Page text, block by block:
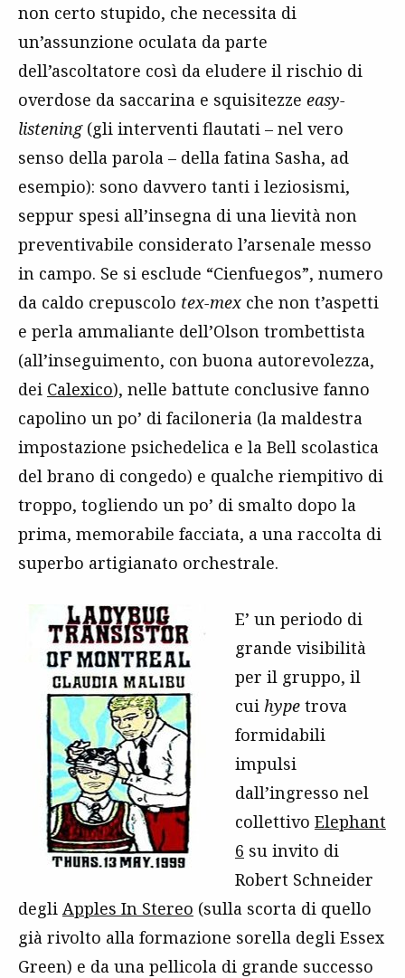
non certo stupido, che necessita di
un’assunzione oculata da parte
dell’ascoltatore così da eludere il rischio di
overdose da saccarina e squisitezze easy-
listening(gli interventi flautati – nel vero
senso della parola – della fatina Sasha, ad
esempio): sono davvero tanti i leziosismi,
seppur spesi all’insegna di una lievità non
preventivabile considerato l’arsenale messo
in campo. Se si esclude “Cienfuegos”, numero
da caldo crepuscolo tex-mex che non t’aspetti
e perla ammaliante dell’Olson trombettista
(all’inseguimento, con buona autorevolezza,
dei Calexico), nelle battute conclusive fanno
capolino un po’ di faciloneria (la maldestra
impostazione psichedelica e la Bell scolastica
del brano di congedo) e qualche riempitivo di
troppo, togliendo un po’ di smalto dopo la
prima, memorabile facciata, a una raccolta di
superbo artigianato orchestrale.
E’ un periodo di
grande visibilità
per il gruppo, il
cui hype trova
formidabili
impulsi
dall’ingresso nel
collettivo Elephant
6 su invito di
Robert Schneider
degli Apples In Stereo (sulla scorta di quello
già rivolto alla formazione sorella degli Essex
Green) e da una pellicola di grande successo